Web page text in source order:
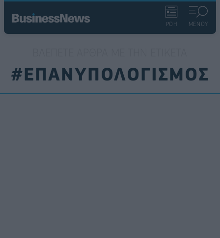
ΡΟΗ ΜΕΝΟΥ
#ΕΠΑΝΥΠΟΛΟΓΙΣΜΟΣ